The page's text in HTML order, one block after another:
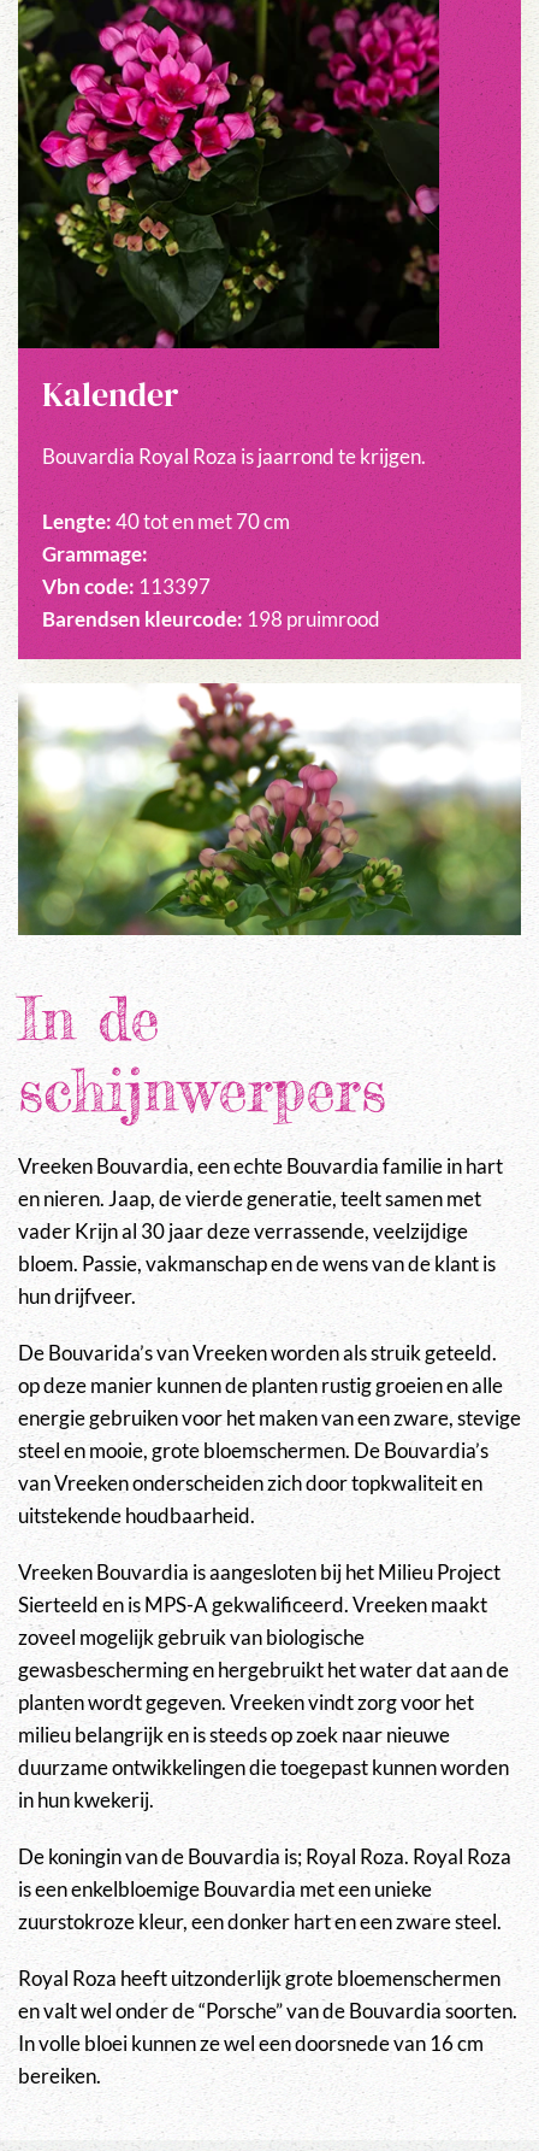
Kalender
Bouvardia Royal Roza is jaarrond te krijgen.
Lengte:40 tot en met 70 cm
Grammage:
Vbn code: 113397
Barendsen kleurcode: 198 pruimrood
In de
schijnwerpers
Vreeken Bouvardia, een echte Bouvardia familie in hart
en nieren. Jaap, de vierde generatie, teelt samen met
vader Krijn al 30 jaar deze verrassende, veelzijdige
bloem. Passie, vakmanschap en de wens van de klant is
hun drijfveer.
De Bouvarida’s van Vreeken worden als struik geteeld.
op deze manier kunnen de planten rustig groeien en alle
energie gebruiken voor het maken van een zware, stevige
steel en mooie, grote bloemschermen. De Bouvardia’s
van Vreeken onderscheiden zich door topkwaliteit en
uitstekende houdbaarheid.
Vreeken Bouvardia is aangesloten bij het Milieu Project
Sierteeld en is MPS-A gekwalificeerd. Vreeken maakt
zoveel mogelijk gebruik van biologische
gewasbescherming en hergebruikt het water dat aan de
planten wordt gegeven. Vreeken vindt zorg voor het
milieu belangrijk en is steeds op zoek naar nieuwe
duurzame ontwikkelingen die toegepast kunnen worden
in hun kwekerij.
De koningin van de Bouvardia is; Royal Roza. Royal Roza
is een enkelbloemige Bouvardia met een unieke
zuurstokroze kleur, een donker hart en een zware steel.
Royal Roza heeft uitzonderlijk grote bloemenschermen
en valt wel onder de “Porsche” van de Bouvardia soorten.
In volle bloei kunnen ze wel een doorsnede van 16 cm
bereiken.